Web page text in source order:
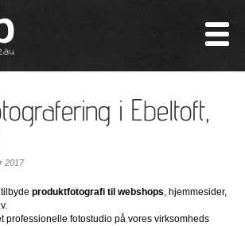
i Ebeltoft,
2017
produktfotografi til webshops, hjemmesider,
professionelle fotostudio på vores virksomheds